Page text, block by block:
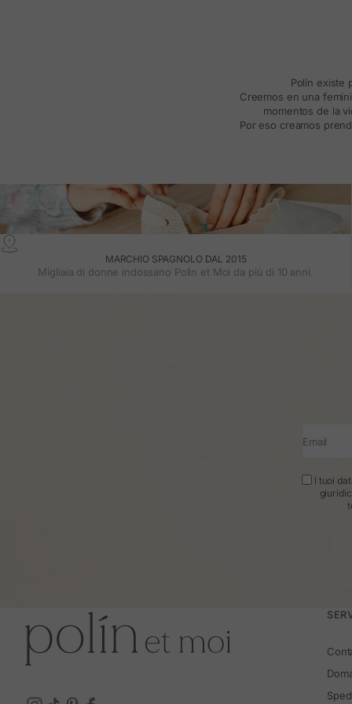
Polín existe
Creemos en una
momentos de la
Por eso creamos
MARCHIO SPAGNOLO DAL 2015
Migliaia di donne indossano Polin et Moi da più di 10 anni.
Email
I tuoi